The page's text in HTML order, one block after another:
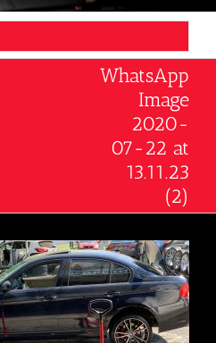
WhatsApp
Image
2020-
07-22 at
13.11.23
(2)